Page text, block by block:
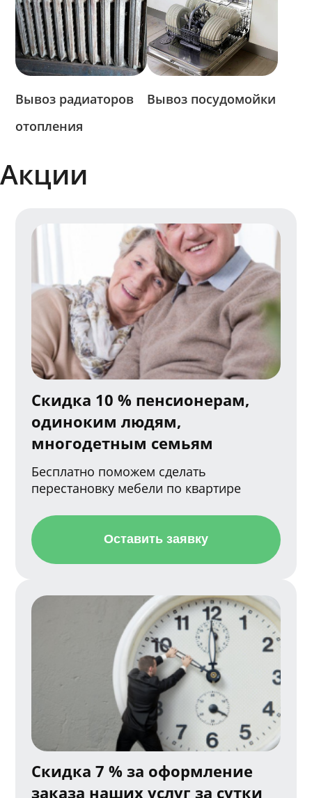
Вывоз радиаторов
отопления
Вывоз посудомойки
Акции
Скидка 10 % пенсионерам,
одиноким людям,
многодетным семьям
Бесплатно поможем сделать
перестановку мебели по квартире
Оставить заявку
Скидка 7 % за оформление
заказа наших услуг за сутки